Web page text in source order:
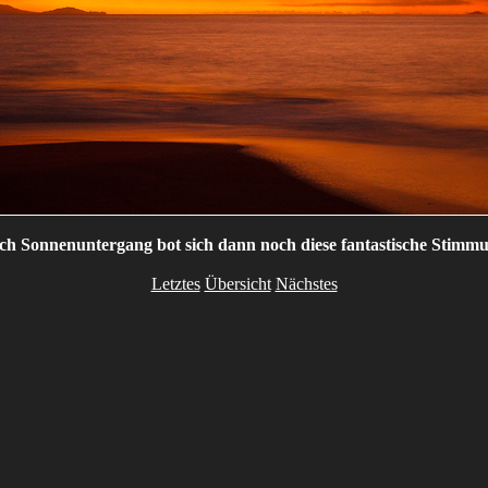
Sonnenuntergang bot sich dann noch diese fantastische
Letztes Übersicht Nächstes